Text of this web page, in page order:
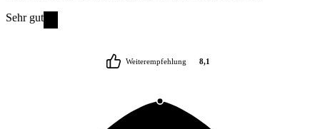
Sehr gut
Weiterempfehlung 8,1